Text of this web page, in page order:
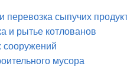
перевозка сыпучих
и рытье котлованов
мусора